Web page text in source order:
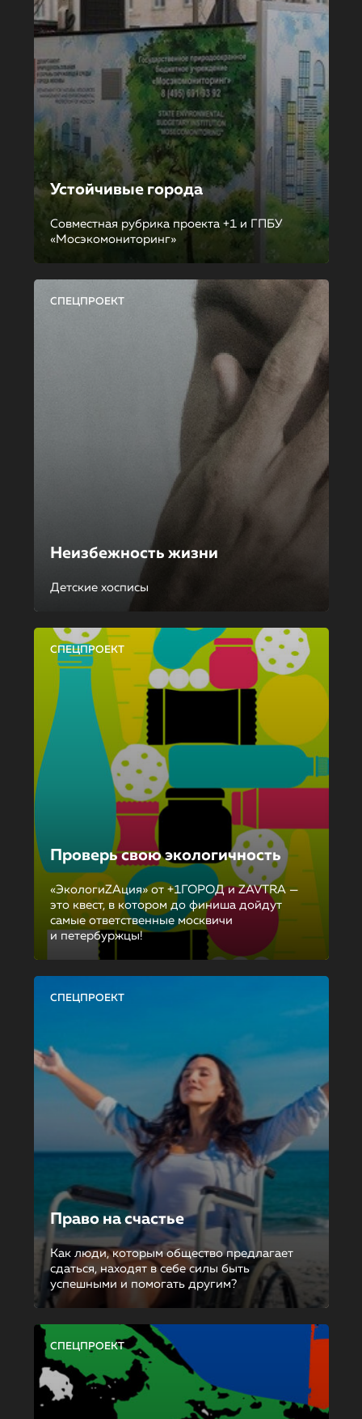
Устойчивые города
Совместная рубрика проекта +1 и ГПБУ
«Мосэкомониторинг»
СПЕЦПРОЕКТ
Неизбежность жизни
Детские хосписы
СПЕЦПРОЕКТ
Проверь свою экологичность
«ЭкологиZAция» от +1ГОРОД и ZAVTRA —
это квест, в котором до финиша дойдут
самые ответственные москвичи
и петербуржцы!
СПЕЦПРОЕКТ
Право на счастье
Как люди, которым общество предлагает
сдаться, находят в себе силы быть
успешными и помогать другим?
СПЕЦПРОЕКТ